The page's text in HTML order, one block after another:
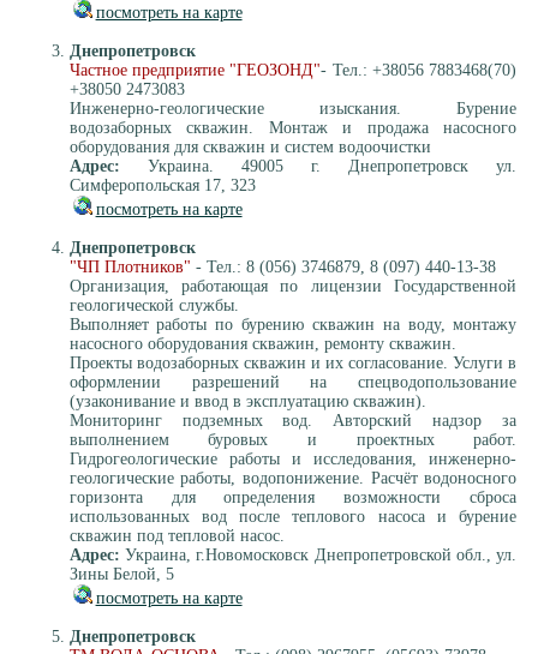
посмотреть на карте
Днепропетровск
Частное предприятие "ГЕОЗОНД"- Тел.: +38056 7883468(70)
+38050 2473083
Инженерно-геологические изыскания. Бурение
водозаборных скважин. Монтаж и продажа насосного
оборудования для скважин и систем водоочистки
Адрес: Украина. 49005 г. Днепропетровск ул.
Симферопольская 17, 323
посмотреть на карте
Днепропетровск
"ЧП Плотников" - Тел.: 8 (056) 3746879, 8 (097) 440-13-38
Организация, работающая по лицензии Государственной
геологической службы.
Выполняет работы по бурению скважин на воду, монтажу
насосного оборудования скважин, ремонту скважин.
Проекты водозаборных скважин и их согласование. Услуги в
оформлении разрешений на спецводопользование
(узаконивание и ввод в эксплуатацию скважин).
Мониторинг подземных вод. Авторский надзор за
выполнением буровых и проектных работ.
Гидрогеологические работы и исследования, инженерно-
геологические работы, водопонижение. Расчёт водоносного
горизонта для определения возможности сброса
использованных вод после теплового насоса и бурение
скважин под тепловой насос.
Адрес: Украина, г.Новомосковск Днепропетровской обл., ул.
Зины Белой, 5
посмотреть на карте
Днепропетровск